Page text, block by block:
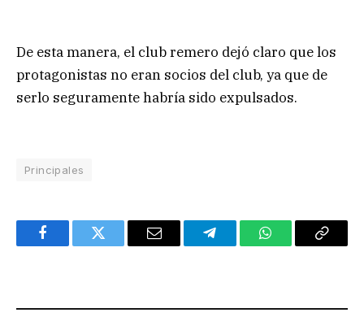
De esta manera, el club remero dejó claro que los
protagonistas no eran socios del club, ya que de
serlo seguramente habría sido expulsados.
Principales
FacebookTwitter Email TelegramWhatsAppCopy